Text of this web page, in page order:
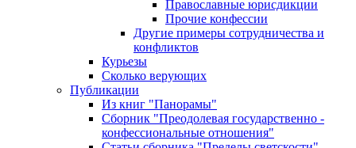
Православные юрисдикции
Прочие конфессии
Другие примеры сотрудничества и
конфликтов
Курьезы
Сколько верующих
Публикации
Из книг "Панорамы"
Сборник "Преодолевая государственно -
конфессиональные отношения"